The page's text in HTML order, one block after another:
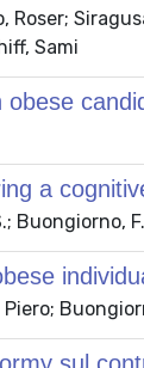
Roser;
Sami
a
Buongiorno,